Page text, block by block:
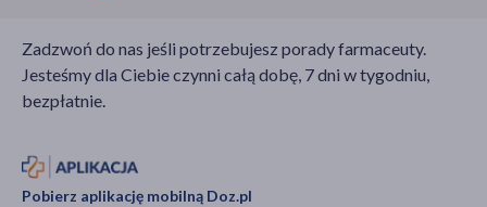
Zadzwoń do nas jeśli potrzebujesz porady farmaceuty.
Jesteśmy dla Ciebie czynni całą dobę, 7 dni w tygodniu,
bezpłatnie.
Pobierz aplikację mobilną Doz.pl